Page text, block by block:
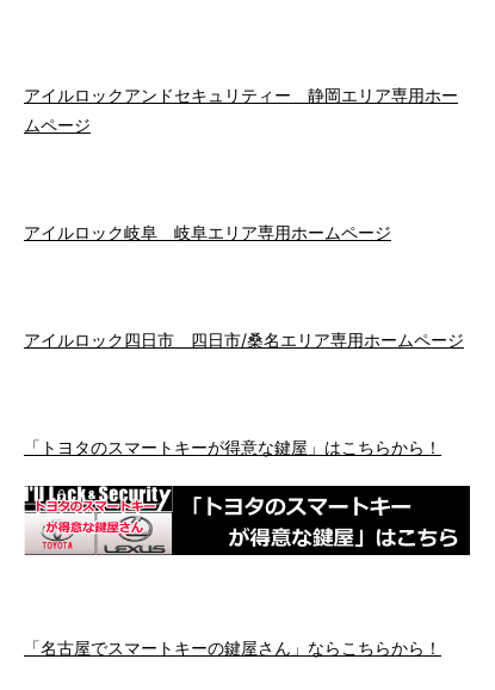
アイルロックアンドセキュリティー 静岡エリア専用ホー
ムページ
アイルロック岐阜 岐阜エリア専用ホームページ
アイルロック四日市 四日市/桑名エリア専用ホームページ
「トヨタのスマートキーが得意な鍵屋」はこちらから！
「名古屋でスマートキーの鍵屋さん」ならこちらから！